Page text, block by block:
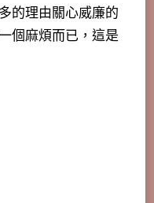
的理由關心威廉的
個麻煩而已，這是